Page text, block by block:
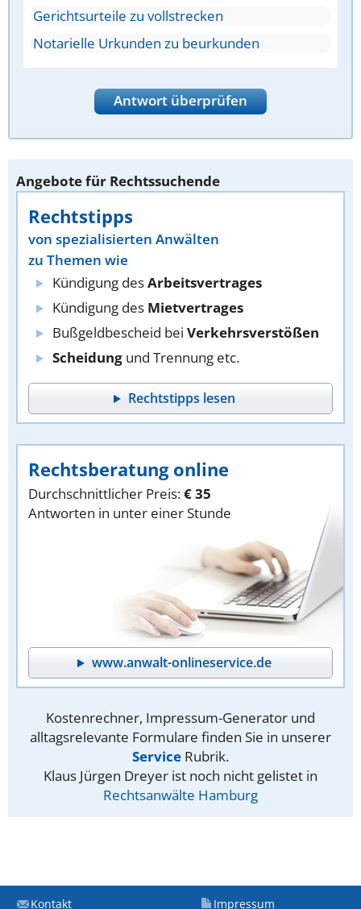
Gerichtsurteile zu vollstrecken
Notarielle Urkunden zu beurkunden
Antwort überprüfen
Angebote für Rechtssuchende
Rechtstipps
von spezialisierten Anwälten
zu Themen wie
Kündigung desArbeitsvertrages
Kündigung des Mietvertrages
Bußgeldbescheid bei Verkehrsverstößen
Scheidung und Trennung etc.
Rechtstipps lesen
Rechtsberatung online
Durchschnittlicher Preis:€ 35
Antworten in unter einer Stunde
www.anwalt-onlineservice.de
Kostenrechner, Impressum-Generator und
alltagsrelevante Formulare finden Sie in unserer
Service Rubrik.
Klaus Jürgen Dreyer ist noch nicht gelistet in
Rechtsanwälte Hamburg
Kontakt Impressum